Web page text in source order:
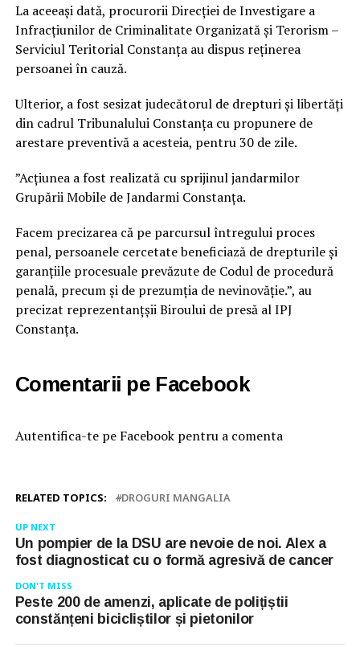
La aceeași dată, procurorii Direcției de Investigare a
Infracțiunilor de Criminalitate Organizată și Terorism –
Serviciul Teritorial Constanța au dispus reținerea
persoanei în cauză.
Ulterior, a fost sesizat judecătorul de drepturi și libertăți
din cadrul Tribunalului Constanța cu propunere de
arestare preventivă a acesteia, pentru 30 de zile.
”Acțiunea a fost realizată cu sprijinul jandarmilor
Grupării Mobile de Jandarmi Constanța.
Facem precizarea că pe parcursul întregului proces
penal, persoanele cercetate beneficiază de drepturile și
garanțiile procesuale prevăzute de Codul de procedură
penală, precum și de prezumția de nevinovăție.”, au
precizat reprezentanțșii Biroului de presă al IPJ
Constanța.
Comentarii pe Facebook
Autentifica-te pe Facebook pentru a comenta
RELATED TOPICS: DROGURI MANGALIA
UP NEXT
Un pompier de la DSU are nevoie de noi. Alex a
fost diagnosticat cu o formă agresivă de cancer
DON'T MISS
Peste 200 de amenzi, aplicate de polițiștii
constănțeni bicicliștilor și pietonilor